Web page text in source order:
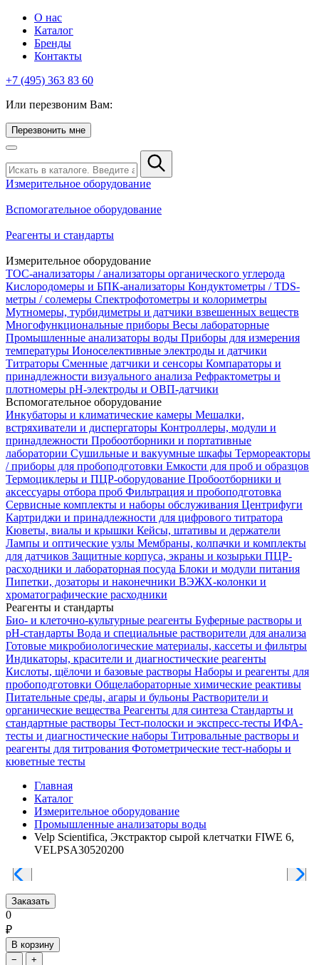
О нас
Каталог
Бренды
Контакты
+7 (495) 363 83 60
Или перезвоним Вам:
Перезвонить мне
Измерительное оборудование
Вспомогательное оборудование
Реагенты и стандарты
Измерительное оборудование
TOC-анализаторы / анализаторы органического углерода
Кислородомеры и БПК-анализаторы Кондуктометры / TDS-
метры / солемеры Спектрофотометры и колориметры
Мутномеры, турбидиметры и датчики взвешенных веществ
Многофункциональные приборы Весы лабораторные
Промышленные анализаторы воды Приборы для измерения
температуры Ионоселективные электроды и датчики
Титраторы Сменные датчики и сенсоры Компараторы и
принадлежности визуального анализа Рефрактометры и
плотномеры pH-электроды и ОВП-датчики
Вспомогательное оборудование
Инкубаторы и климатические камеры Мешалки,
встряхиватели и диспергаторы Контроллеры, модули и
принадлежности Пробоотборники и портативные
лаборатории Сушильные и вакуумные шкафы Термореакторы
/ приборы для пробоподготовки Емкости для проб и образцов
Термоциклеры и ПЦР-оборудование Пробоотборники и
аксессуары отбора проб Фильтрация и пробоподготовка
Сервисные комплекты и наборы обслуживания Центрифуги
Картриджи и принадлежности для цифрового титратора
Кюветы, виалы и крышки Кейсы, штативы и держатели
Лампы и оптические узлы Мембраны, колпачки и комплекты
для датчиков Защитные корпуса, экраны и козырьки ПЦР-
расходники и лабораторная посуда Блоки и модули питания
Пипетки, дозаторы и наконечники ВЭЖХ-колонки и
хроматографические расходники
Реагенты и стандарты
Био- и клеточно-культурные реагенты Буферные растворы и
pH-стандарты Вода и специальные растворители для анализа
Готовые микробиологические материалы, кассеты и фильтры
Индикаторы, красители и диагностические реагенты
Кислоты, щёлочи и базовые растворы Наборы и реагенты для
пробоподготовки Общелабораторные химические реактивы
Питательные среды, агары и бульоны Растворители и
органические вещества Реагенты для синтеза Стандарты и
стандартные растворы Тест-полоски и экспресс-тесты ИФА-
тесты и диагностические наборы Титровальные растворы и
реагенты для титрования Фотометрические тест-наборы и
кюветные тесты
Главная
Каталог
Измерительное оборудование
Промышленные анализаторы воды
Velp Scientifica, Экстрактор сырой клетчатки FIWE 6,
VELPSA30520200
Заказать
0
₽
В корзину
−
+